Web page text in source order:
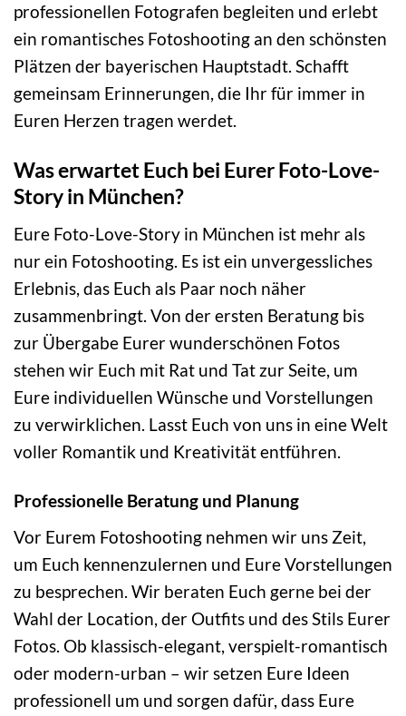
professionellen Fotografen begleiten und erlebt
ein romantisches Fotoshooting an den schönsten
Plätzen der bayerischen Hauptstadt. Schafft
gemeinsam Erinnerungen, die Ihr für immer in
Euren Herzen tragen werdet.
Was erwartet Euch bei Eurer Foto-Love-
Story in München?
Eure Foto-Love-Story in München ist mehr als
nur ein Fotoshooting. Es ist ein unvergessliches
Erlebnis, das Euch als Paar noch näher
zusammenbringt. Von der ersten Beratung bis
zur Übergabe Eurer wunderschönen Fotos
stehen wir Euch mit Rat und Tat zur Seite, um
Eure individuellen Wünsche und Vorstellungen
zu verwirklichen. Lasst Euch von uns in eine Welt
voller Romantik und Kreativität entführen.
Professionelle Beratung und Planung
Vor Eurem Fotoshooting nehmen wir uns Zeit,
um Euch kennenzulernen und Eure Vorstellungen
zu besprechen. Wir beraten Euch gerne bei der
Wahl der Location, der Outfits und des Stils Eurer
Fotos. Ob klassisch-elegant, verspielt-romantisch
oder modern-urban – wir setzen Eure Ideen
professionell um und sorgen dafür, dass Eure